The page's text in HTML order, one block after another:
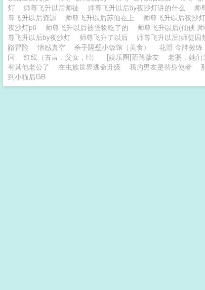
灯
师尊飞升以后师徒 师尊飞升以后by夜沙灯讲的什么 师
尊飞升以后资源
师尊飞升以后苏仙在上 师尊飞升以后夜沙
夜沙灯p0
师尊飞升以后被怪物吃了的 师尊飞升以后(仙侠
尊飞升以后by夜沙灯
师尊飞升了以后 师尊飞升以后(师徒囚
路冒险
情感真空 杀手隔壁小饭馆（美食） 花滑 金牌教练
间
红线（古言，父女，H） [娱乐圈]陌路挚友 老婆，她们
有其他老公了
在虫族世界逃命升级 我的男友是替身使者
到小猫后GB